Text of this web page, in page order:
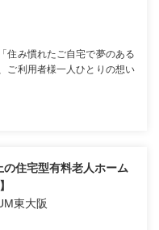
住み慣れたご自宅で夢のある
ご利用者様一人ひとりの想い
住宅型有料老人ホーム
東大阪